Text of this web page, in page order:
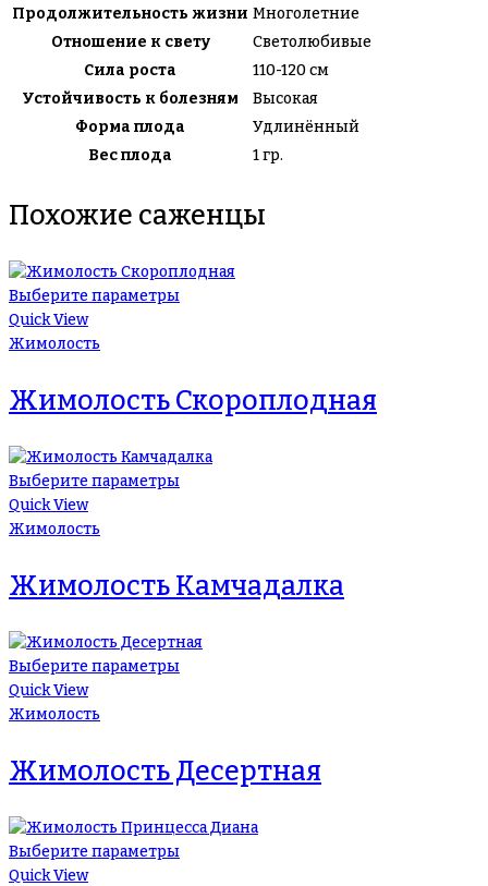
Продолжительность жизни Многолетние
Отношение к свету
Светолюбивые
Сила роста
110-120 см
Устойчивость к болезням
Высокая
Форма плода
Удлинённый
Вес плода
1 гр.
Похожие саженцы
Выберите параметры
Quick View
Жимолость
Жимолость Скороплодная
Выберите параметры
Quick View
Жимолость
Жимолость Камчадалка
Выберите параметры
Quick View
Жимолость
Жимолость Десертная
Выберите параметры
Quick View